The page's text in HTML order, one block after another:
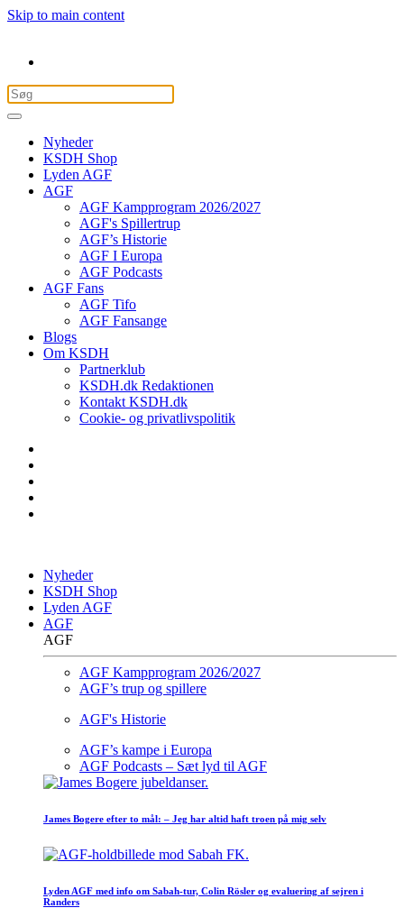
Skip to main content
Nyheder
KSDH Shop
Lyden AGF
AGF
AGF Kampprogram 2026/2027
AGF's Spillertrup
AGF’s Historie
AGF I Europa
AGF Podcasts
AGF Fans
AGF Tifo
AGF Fansange
Blogs
Om KSDH
Partnerklub
KSDH.dk Redaktionen
Kontakt KSDH.dk
Cookie- og privatlivspolitik
Nyheder
KSDH Shop
Lyden AGF
AGF
AGF
AGF Kampprogram 2026/2027
AGF’s trup og spillere
AGF's Historie
AGF’s kampe i Europa
AGF Podcasts – Sæt lyd til AGF
James Bogere efter to mål: – Jeg har altid haft troen på mig selv
Lyden AGF med info om Sabah-tur, Colin Rösler og evaluering af sejren i
Randers